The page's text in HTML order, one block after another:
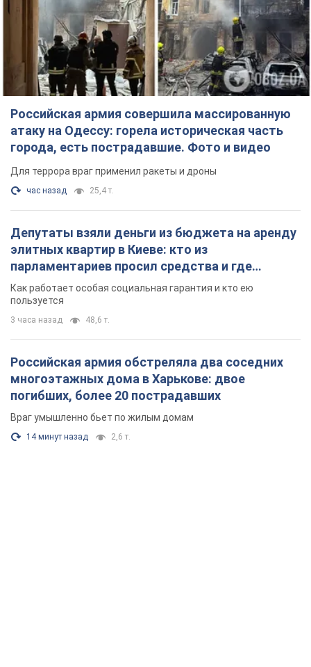
Российская армия совершила массированную
атаку на Одессу: горела историческая часть
города, есть пострадавшие. Фото и видео
Для террора враг применил ракеты и дроны
час назад 25,4 т.
Депутаты взяли деньги из бюджета на аренду
элитных квартир в Киеве: кто из
парламентариев просил средства и где
поселился
Как работает особая социальная гарантия и кто ею
пользуется
3 часа назад 48,6 т.
Российская армия обстреляла два соседних
многоэтажных дома в Харькове: двое
погибших, более 20 пострадавших
Враг умышленно бьет по жилым домам
14 минут назад 2,6 т.